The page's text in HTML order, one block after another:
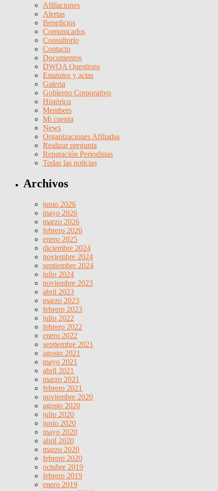
Afiliaciones
Alertas
Beneficios
Comunicados
Consultorio
Contacto
Documentos
DWQA Questions
Estatutos y actas
Galeria
Gobierno Corporativo
Histórico
Members
Mi cuenta
News
Organizaciones Afiliadas
Realizar pregunta
Reparación Periodistas
Todas las noticias
Archivos
junio 2026
mayo 2026
marzo 2026
febrero 2026
enero 2025
diciembre 2024
noviembre 2024
septiembre 2024
julio 2024
noviembre 2023
abril 2023
marzo 2023
febrero 2023
julio 2022
febrero 2022
enero 2022
septiembre 2021
agosto 2021
mayo 2021
abril 2021
marzo 2021
febrero 2021
noviembre 2020
agosto 2020
julio 2020
junio 2020
mayo 2020
abril 2020
marzo 2020
febrero 2020
octubre 2019
febrero 2019
enero 2019